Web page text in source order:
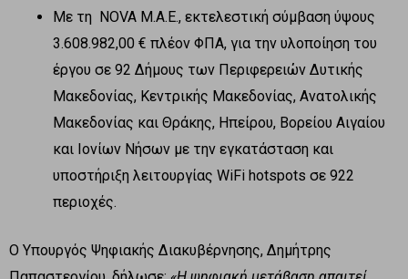
Με τη NOVA Μ.Α.Ε., εκτελεστική σύμβαση ύψους
3.608.982,00 € πλέον ΦΠΑ, για την υλοποίηση του
έργου σε 92 Δήμους των Περιφερειών Δυτικής
Μακεδονίας, Κεντρικής Μακεδονίας, Ανατολικής
Μακεδονίας και Θράκης, Ηπείρου, Βορείου Αιγαίου
και Ιονίων Νήσων με την εγκατάσταση και
υποστήριξη λειτουργίας WiFi hotspots σε 922
περιοχές.
Ο Υπουργός Ψηφιακής Διακυβέρνησης, Δημήτρης